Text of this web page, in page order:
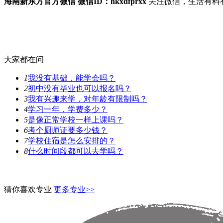
大家都在问
1我没有基础，能学会吗？
2初中没有毕业也可以报名吗？
3我有兴趣来学，对年龄有限制吗？
4学习一年，学费多少？
5是像正常学校一样上课吗？
6考个厨师证要多少钱？
7学校住宿是怎么安排的？
8什么时间段都可以去学吗？
猜你喜欢专业 更多专业>>